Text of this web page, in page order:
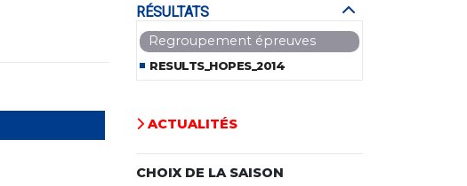
RÉSULTATS
Regroupement épreuves
RESULTS_HOPES_2014
ACTUALITÉS
CHOIX DE LA SAISON